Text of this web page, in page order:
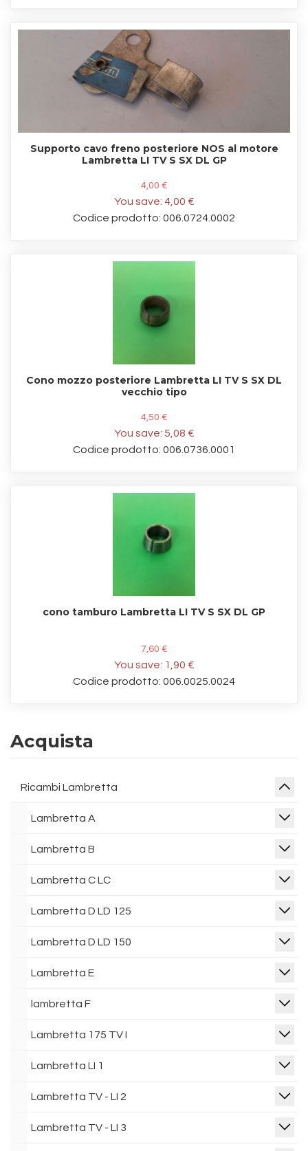
Supporto cavo freno posteriore NOS al motore
Lambretta LI TV S SX DL GP
4,00 €
You save: 4,00 €
Codice prodotto: 006.0724.0002
Cono mozzo posteriore Lambretta LI TV S SX DL
vecchio tipo
4,50 €
You save: 5,08 €
Codice prodotto: 006.0736.0001
cono tamburo Lambretta LI TV S SX DL GP
7,60 €
You save: 1,90 €
Codice prodotto: 006.0025.0024
Acquista
Ricambi Lambretta
Lambretta A
Lambretta B
Lambretta C LC
Lambretta D LD 125
Lambretta D LD 150
Lambretta E
lambretta F
Lambretta 175 TV I
Lambretta LI 1
Lambretta TV - LI 2
Lambretta TV - LI 3